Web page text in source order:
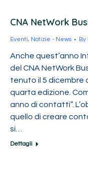
CNA NetWork
Eventi, Notizie - News By
Anche quest’anno
del CNA NetWork
tenuto il 5 dicembre
quarta edizione.
anno di contatti”.
quello di creare
si…
Dettagli